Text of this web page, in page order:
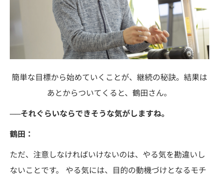
簡単な目標から始めていくことが、継続の秘訣。結果は
あとからついてくると、鶴田さん。
──それぐらいならできそうな気がしますね。
鶴田：
ただ、注意しなければいけないのは、やる気を勘違いし
ないことです。 やる気には、目的の動機づけとなるモチ